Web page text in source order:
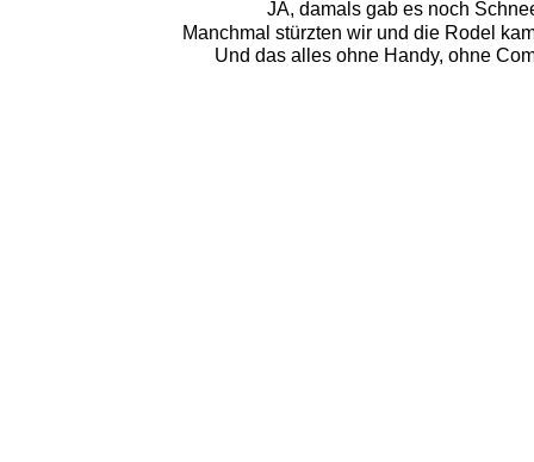
JA, damals gab es noch
Manchmal stürzten wir und die Rodel
Und das alles ohne Handy, ohne